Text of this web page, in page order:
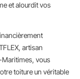
et alourdit vos
artisan
Maritimes, vous
toiture un véritable